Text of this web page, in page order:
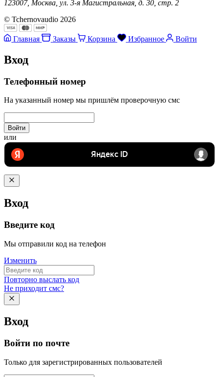
123007, Москва, ул. 3-я Магистральная, д. 30, стр. 2
© Tchernovaudio 2026
Главная Заказы Корзина Избранное Войти
Вход
Телефонный номер
На указанный номер мы пришлём проверочную смс
Войти
или
Вход
Введите код
Мы отправили код на телефон
Изменить
Повторно выслать код
Не приходит смс?
Вход
Войти по почте
Только для зарегистрированных пользователей